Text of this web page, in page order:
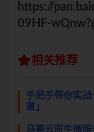
https://
09HF-
相关推荐
手把手带你实
章」
马哥云原生微